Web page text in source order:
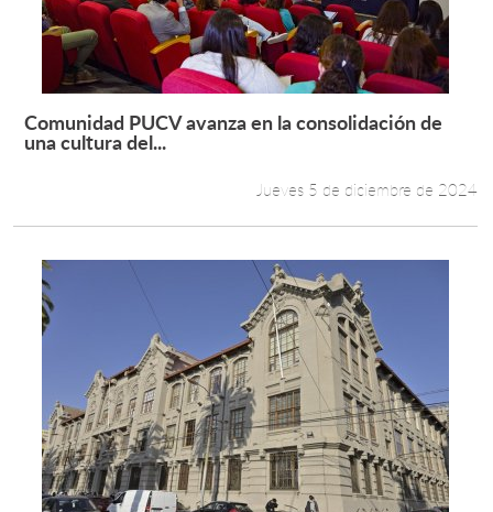
Leer más +
Comunidad PUCV avanza en la consolidación de
una cultura del...
Jueves 5 de diciembre de 2024